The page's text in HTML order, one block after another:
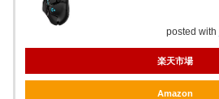
posted with
楽天市場
Amazon